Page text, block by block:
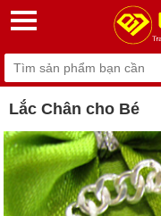
Lắc Chân cho Bé